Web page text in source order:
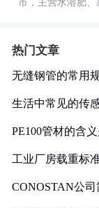
市，主营水溶肥、
热门文章
无缝钢管的常用
生活中常见的传
PE100管材的含
工业厂房载重标
CONOSTAN公司